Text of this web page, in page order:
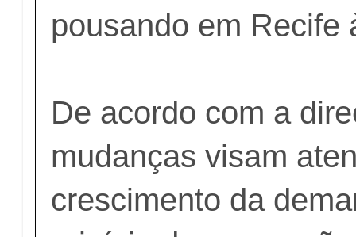
pousando em Recife
De acordo com a
mudanças visam
crescimento da